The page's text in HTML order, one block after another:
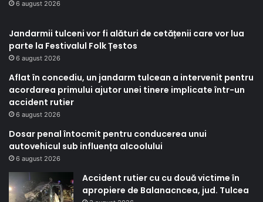
6 august 2026
Jandarmii tulceni vor fi alături de cetățenii care vor lua
parte la Festivalul Folk Țestos
6 august 2026
Aflat în concediu, un jandarm tulcean a intervenit pentru
acordarea primului ajutor unei tinere implicate într-un
accident rutier
6 august 2026
Dosar penal întocmit pentru conducerea unui
autovehicul sub influența alcoolului
6 august 2026
Accident rutier cu cu două victime în
apropiere de Balanacncea, jud. Tulcea